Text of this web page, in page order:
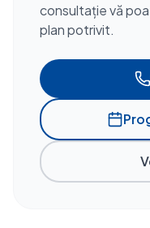
consultație vă
plan potrivit.